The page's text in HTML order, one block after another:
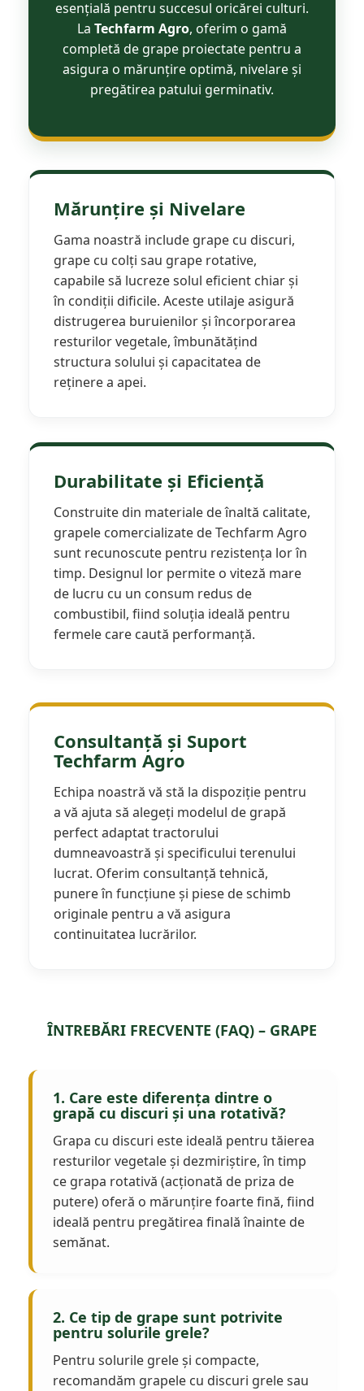
Maşini erbicidat
Mașini pentru săpat
Mașini Împrăștiat Amendamente
Mașini Împrăștiat Sare
Pluguri Reversibile
Prășitori
Remorci Agricole
Remorci Tehnologice
Remorci Transfer Cereale
Remorci Transport
Remorci Transport Baloţi
Remorci Împrăștiat Gunoi
Scarificatoare
Semănători
Semănători Prășitoare
Tăvăluguri
Utilaje Diverse
Utilaje pentru vii şi livezi
Utilaje Strip-Till (prelucrare în
Utilaje usturoi
Înfoliatoare Baloţi
esențială pentru succesul oricărei culturi.
La Techfarm Agro, oferim o gamă
completă de grape proiectate pentru a
asigura o mărunțire optimă, nivelare și
pregătirea patului germinativ.
Mărunțire și Nivelare
Gama noastră include grape cu discuri,
grape cu colți sau grape rotative,
capabile să lucreze solul eficient chiar și
în condiții dificile. Aceste utilaje asigură
distrugerea buruienilor și încorporarea
resturilor vegetale, îmbunătățind
structura solului și capacitatea de
reținere a apei.
Durabilitate și Eficiență
Construite din materiale de înaltă calitate,
grapele comercializate de Techfarm Agro
sunt recunoscute pentru rezistența lor în
timp. Designul lor permite o viteză mare
de lucru cu un consum redus de
combustibil, fiind soluția ideală pentru
fermele care caută performanță.
Consultanță și Suport
Techfarm Agro
Echipa noastră vă stă la dispoziție pentru
a vă ajuta să alegeți modelul de grapă
perfect adaptat tractorului
dumneavoastră și specificului terenului
lucrat. Oferim consultanță tehnică,
punere în funcțiune și piese de schimb
originale pentru a vă asigura
continuitatea lucrărilor.
ÎNTREBĂRI FRECVENTE (FAQ) – GRAPE
1. Care este diferența dintre o
grapă cu discuri și una rotativă?
Grapa cu discuri este ideală pentru tăierea
resturilor vegetale și dezmiriștire, în timp
ce grapa rotativă (acționată de priza de
putere) oferă o mărunțire foarte fină, fiind
ideală pentru pregătirea finală înainte de
semănat.
2. Ce tip de grape sunt potrivite
pentru solurile grele?
Pentru solurile grele și compacte,
recomandăm grapele cu discuri grele sau